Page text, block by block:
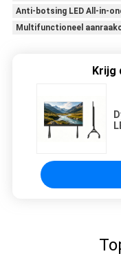
Anti-botsing LED All-in-
Multifunctioneel
Krijg